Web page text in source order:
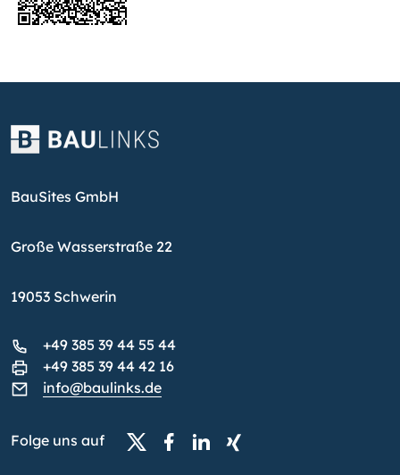
BauSites GmbH
Große Wasserstraße 22
19053 Schwerin
+49 385 39 44 55 44
+49 385 39 44 42 16
info@baulinks.de
Folge uns auf